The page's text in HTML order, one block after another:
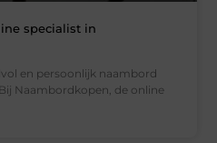
specialist in
en persoonlijk naambord
Naambordkopen, de online